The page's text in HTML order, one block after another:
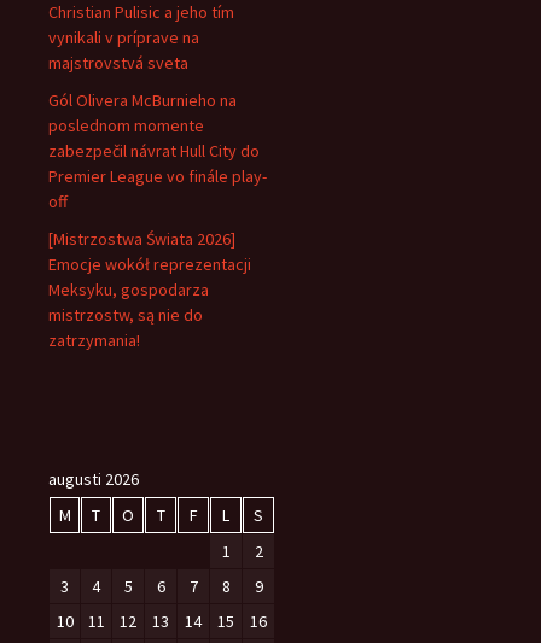
Christian Pulisic a jeho tím
vynikali v príprave na
majstrovstvá sveta
Gól Olivera McBurnieho na
poslednom momente
zabezpečil návrat Hull City do
Premier League vo finále play-
off
[Mistrzostwa Świata 2026]
Emocje wokół reprezentacji
Meksyku, gospodarza
mistrzostw, są nie do
zatrzymania!
augusti 2026
M
T O T F L
S
1
2
3
4 5 6 7 8
9
10
11 12 13 14 15
16